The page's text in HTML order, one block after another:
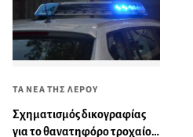
ΤΑ ΝΕΑ ΤΗΣ ΛΕΡΟΥ
Σχηματισμός δικογραφίας
για το θανατηφόρο τροχαίο